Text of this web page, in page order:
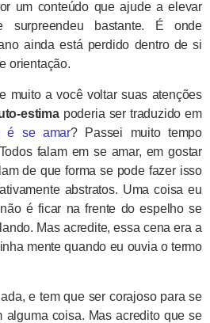
um conteúdo que ajude a elevar
surpreendeu bastante. É onde
ainda está perdido dentro de si
orientação.
muito a você voltar suas atenções
estimapoderia ser traduzido em
é se amar? Passei muito tempo
falam em se amar, em gostar
de que forma se pode fazer isso
abstratos. Uma coisa eu
é ficar na frente do espelho se
Mas acredite, essa cena era a
mente quando eu ouvia o termo
e tem que ser corajoso para se
alguma coisa. Mas acredito que se